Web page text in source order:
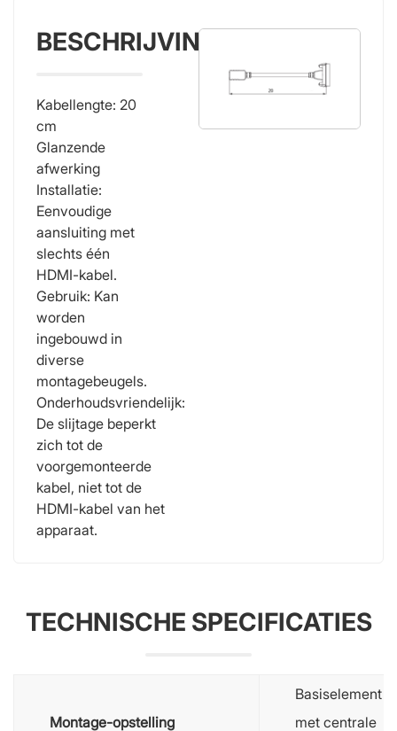
BESCHRIJVING
Kabellengte: 20
cm
Glanzende
afwerking
Installatie:
Eenvoudige
aansluiting met
slechts één
HDMI-kabel.
Gebruik: Kan
worden
ingebouwd in
diverse
montagebeugels.
Onderhoudsvriendelijk:
De slijtage beperkt
zich tot de
voorgemonteerde
kabel, niet tot de
HDMI-kabel van het
apparaat.
TECHNISCHE SPECIFICATIES
Montage-opstelling
Basiselement
met centrale